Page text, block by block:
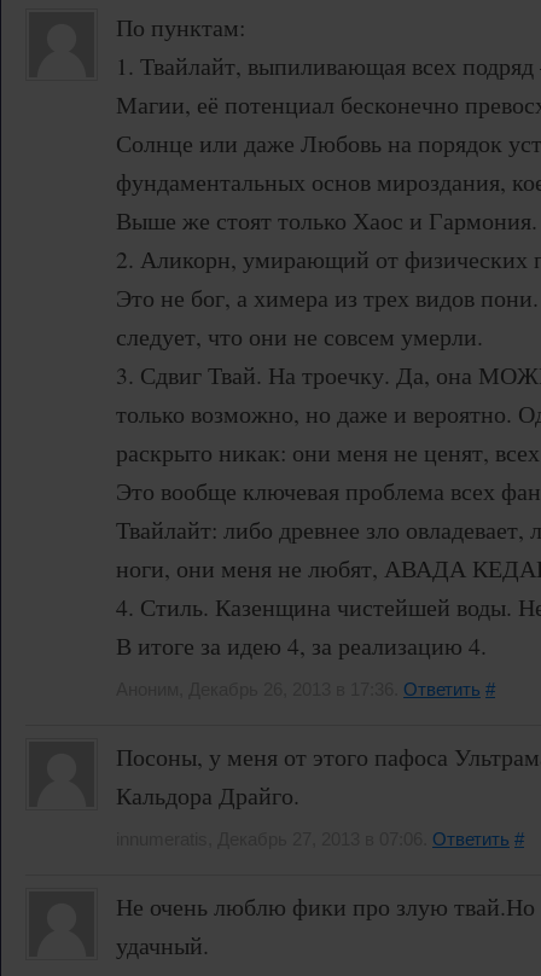
По пунктам:
1. Твайлайт, выпиливающая всех
Магии, её потенциал бесконечно
Солнце или даже Любовь на порядок
фундаментальных основ мироздания,
Выше же стоят только Хаос и Гармония.
2. Аликорн, умирающий от физических
Это не бог, а химера из трех видов
следует, что они не совсем умерли.
3. Сдвиг Твай. На троечку. Да, она
только возможно, но даже и вероятно.
раскрыто никак: они меня не ценят,
Это вообще ключевая проблема всех
Твайлайт: либо древнее зло овладевает,
ноги, они меня не любят, АВАДА
4. Стиль. Казенщина чистейшей воды.
В итоге за идею 4, за реализацию 4.
Ответить #
Посоны, у меня от этого пафоса
Кальдора Драйго.
Ответить #
Не очень люблю фики про злую твай.Но
удачный.